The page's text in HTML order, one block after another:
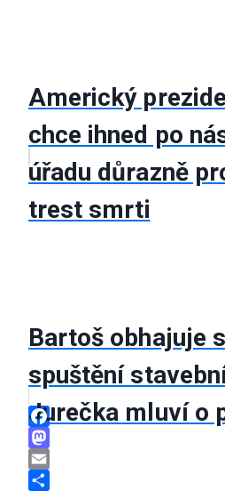
Americký
chce ihned po
úřadu důrazně
trest smrti
Bartoš obhajuje
spuštění
Jurečka mluví o
Facebook
Mastodon
Email